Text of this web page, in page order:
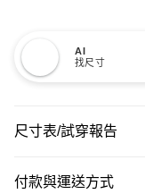
AI
找尺寸
尺寸表/試穿報告
付款與運送方式